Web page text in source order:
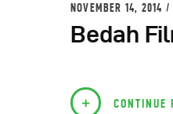
NOVEMBER 14, 2014
Bedah
CONTINUE